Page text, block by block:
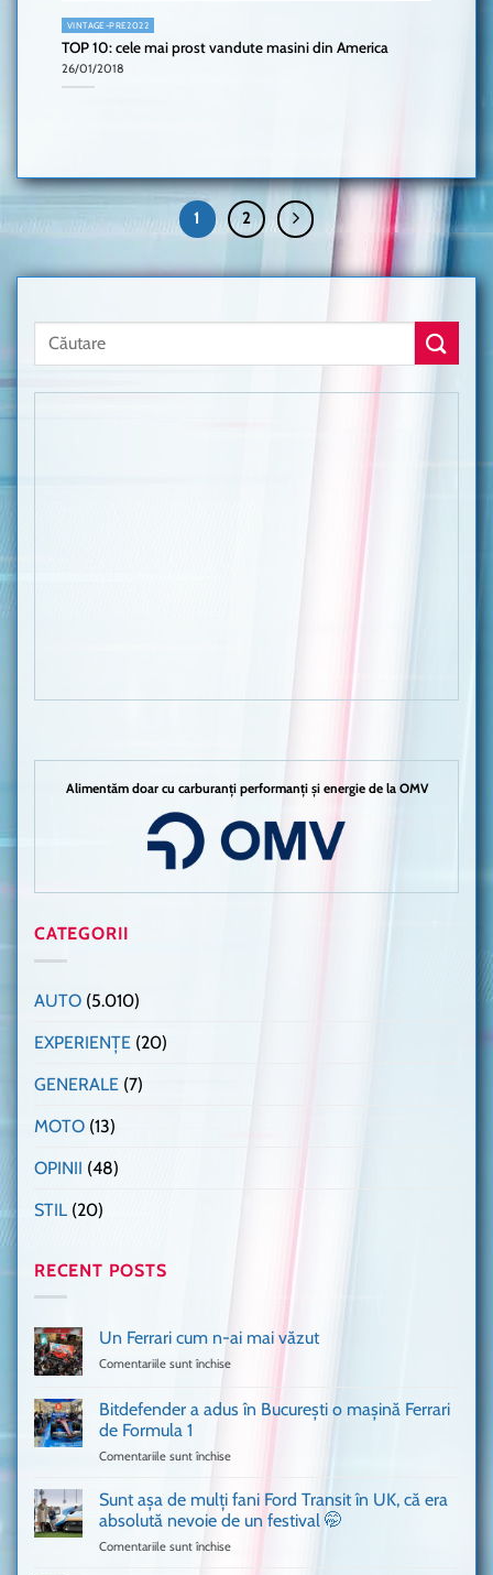
VINTAGE-PRE2022
TOP 10: cele mai prost vandute masini din America
26/01/2018
1 2
Alimentăm doar cu carburanți performanți și energie de la OMV
CATEGORII
AUTO (5.010)
EXPERIENȚE (20)
GENERALE (7)
MOTO (13)
OPINII (48)
STIL (20)
RECENT POSTS
Un Ferrari cum n-ai mai văzut
Comentariile sunt închise
Ferrari
cum
văzut
Bitdefender a adus în București o mașină Ferrari
de Formula 1
Comentariile sunt închise
a
în
Sunt așa de mulți fani Ford Transit în UK, că era
absolută nevoie de un festival 🤭
Comentariile sunt închise